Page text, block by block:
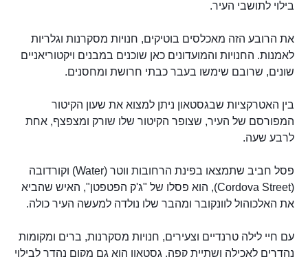
בילוי לתושבי העיר.
את הרובע הזה מאכלסים בוטיקים, חנויות מסקרנות וגלריות
לאמנות. החנויות והמועדונים כאן שוכנים במבנים ויקטוריאניים
שונים, שרובם שימשו בעבר כבתי חרושת ומחסנים.
בין האטרקציות שבגסטאון ניתן למצוא את שעון הקיטור
המפורסם של העיר, שצופר הקיטור שלו שורק ומצפצף, אחת
לרבע שעה.
פסל חביב שתמצאו בפינת הרחובות ווטר (Water) וקורדובה
(Cordova Street), הוא פסלו של "ג'ק הפטפטן", האיש שהביא
את האלכוהול לוונקובר ומהבר שלו נולדה למעשה העיר כולה.
עם חיי לילה טרנדיים וצעירים, חנויות מסקרנות, ברים ומקומות
נהדרים לאכילה ושתיית קפה, גסטאון הוא גם מקום נהדר לבילוי